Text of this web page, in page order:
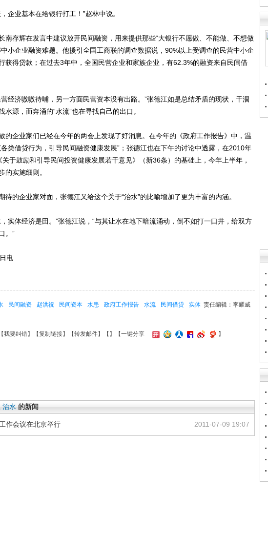
业基本在给银行打工！”赵林中说。
存辉在发言中建议放开民间融资，用来提供那些“大银行不愿做、不能做、不想做
小企业融资难题。他援引全国工商联的调查数据说，90%以上受调查的民营中小企
获得贷款；在过去3年中，全国民营企业和家族企业，有62.3%的融资来自民间借
济嗷嗷待哺，另一方面民营资本没有出路。”张德江如是总结矛盾的现状，干涸
水源，而奔涌的“水流”也在寻找自己的出口。
企业家们已经在今年的两会上发现了好消息。在今年的《政府工作报告》中，温
类借贷行为，引导民间融资健康发展”；张德江也在下午的讨论中透露，在2010年
于鼓励和引导民间投资健康发展若干意见》（新36条）的基础上，今年上半年，
的实施细则。
的企业家对面，张德江又给这个关于“治水”的比喻增加了更为丰富的内涵。
体经济是田。”张德江说，“与其让水在地下暗流涌动，倒不如打一口井，给双方
。”
电
责任编辑：李耀威
民间融资 赵洪祝 民间资本 水患 政府工作报告 水流 民间借贷
实体
我要纠错】【复制链接】【转发邮件】【 】 【一键分享 】
治水 的新闻
2011-07-09 19:07
作会议在北京举行